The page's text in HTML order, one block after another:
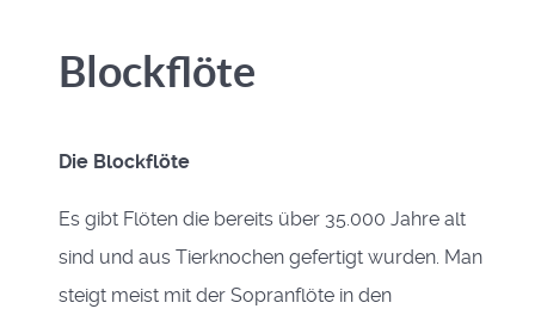
Blockflöte
Die Blockflöte
Es gibt Flöten die bereits über 35.000 Jahre alt
sind und aus Tierknochen gefertigt wurden. Man
steigt meist mit der Sopranflöte in den